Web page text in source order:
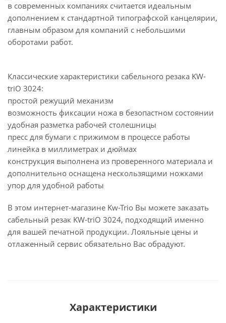
в современных компаниях считается идеальным
дополнением к стандартной типографской канцелярии,
главным образом для компаний с небольшими
оборотами работ.
Классические характеристики сабельного резака KW-
triO 3024:
простой режущий механизм
возможность фиксации ножа в безопастном состоянии
удобная разметка рабочей столешницы
пресс для бумаги с прижимом в процессе работы
линейка в миллиметрах и дюймах
конструкция выполнена из проверенного материала и
дополнительно оснащена нескользящими ножками
упор для удобной работы
В этом интернет-магазине Kw-Trio Вы можете заказать
сабельный резак KW-triO 3024, подходящий именно
для вашей печатной продукции. Лояльные цены и
отлаженный сервис обязательно Вас обрадуют.
Характеристики